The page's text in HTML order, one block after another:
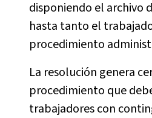
disponiendo el archivo
hasta tanto el
procedimiento
La resolución genera
procedimiento que
trabajadores con